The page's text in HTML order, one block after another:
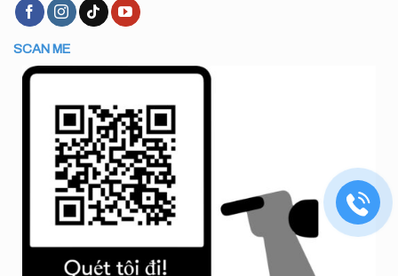
SCAN ME